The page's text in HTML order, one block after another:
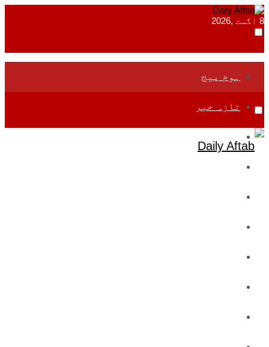
8 اگست ,2026
ہوم پیج
تازہ خبر